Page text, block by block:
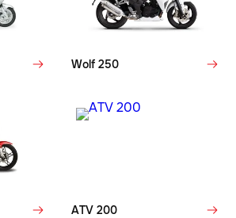
Wolf 250
ATV 200